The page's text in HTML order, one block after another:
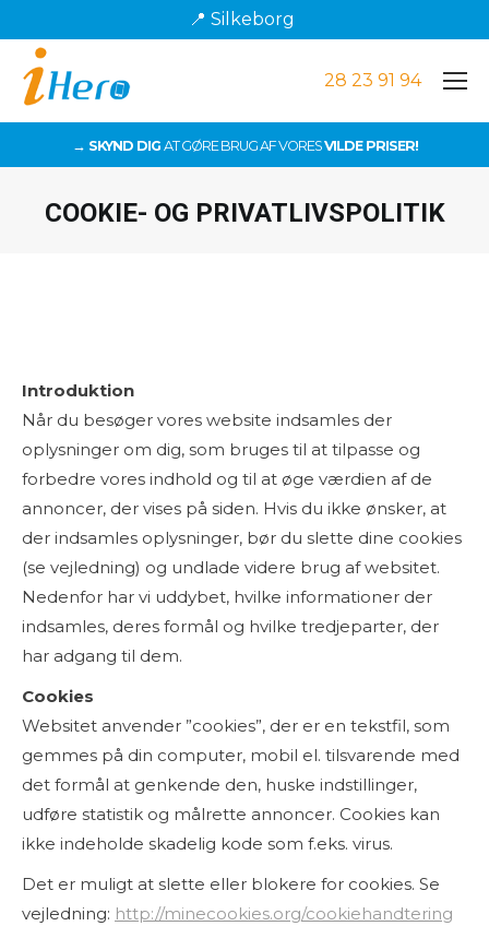
📍 Silkeborg
28 23 91 94
→ SKYND DIG AT GØRE BRUG AF VORESVILDE PRISER!
COOKIE- OG PRIVATLIVSPOLITIK
Introduktion
Når du besøger vores website indsamles der
oplysninger om dig, som bruges til at tilpasse og
forbedre vores indhold og til at øge værdien af de
annoncer, der vises på siden. Hvis du ikke ønsker, at
der indsamles oplysninger, bør du slette dine cookies
(se vejledning) og undlade videre brug af websitet.
Nedenfor har vi uddybet, hvilke informationer der
indsamles, deres formål og hvilke tredjeparter, der
har adgang til dem.
Cookies
Websitet anvender ”cookies”, der er en tekstfil, som
gemmes på din computer, mobil el. tilsvarende med
det formål at genkende den, huske indstillinger,
udføre statistik og målrette annoncer. Cookies kan
ikke indeholde skadelig kode som f.eks. virus.
Det er muligt at slette eller blokere for cookies. Se
vejledning: http://minecookies.org/cookiehandtering